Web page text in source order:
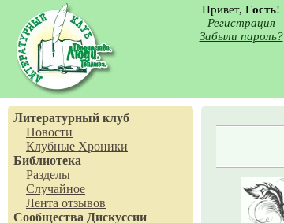
Привет, Гость!
Регистрация
Забыли пароль?
Литературный клуб
Новости
Клубные Хроники
Библиотека
Разделы
Случайное
Лента отзывов
Сообщества Дискуссии